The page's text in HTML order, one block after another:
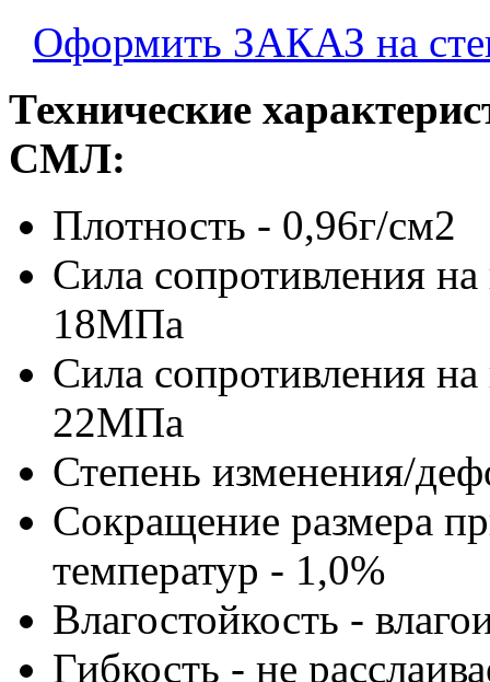
Оформить ЗАКАЗ на
Технические
СМЛ:
Плотность - 0,96г/см2
Сила сопротивления
18МПа
Сила сопротивления
22МПа
Степень изменения/
Сокращение размера
температур - 1,0%
Влагостойкость -
Гибкость - не